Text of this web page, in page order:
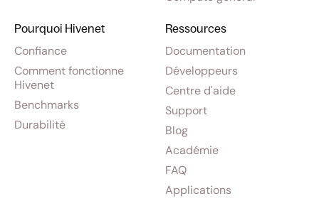
Pourquoi Hivenet
Confiance
Comment fonctionne
Hivenet
Benchmarks
Durabilité
Ressources
Documentation
Développeurs
Centre d'aide
Support
Blog
Académie
FAQ
Applications